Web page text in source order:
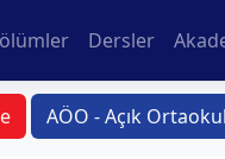
Dersler
AÖO - Açık Ortaokul